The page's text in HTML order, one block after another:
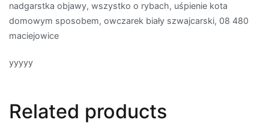
nadgarstka objawy, wszystko o rybach, uśpienie kota
domowym sposobem, owczarek biały szwajcarski, 08 480
maciejowice
yyyyy
Related products